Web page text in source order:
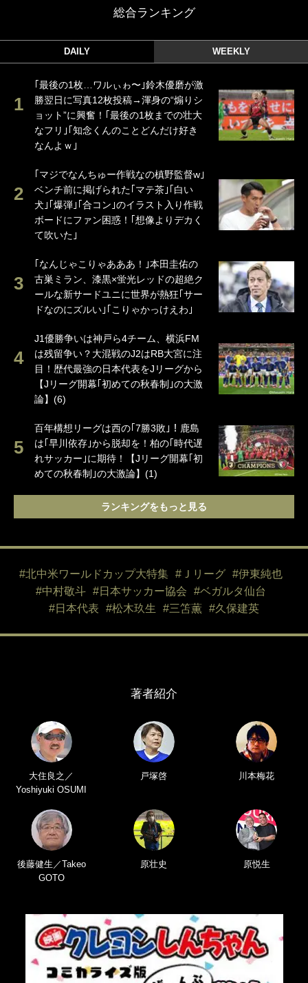
総合ランキング
DAILY WEEKLY
｢最後の1枚…ワルぃゎ〜｣鈴木優磨が激
勝翌日に写真12枚投稿→渾身の“煽りシ
ョット”に興奮！｢最後の1枚までの壮大
なフリ｣｢知念くんのことどんだけ好き
なんよｗ｣
｢マジでなんちゅー作戦なの槙野監督w｣
ベンチ前に掲げられた｢マテ茶｣｢白い
犬｣｢爆弾｣｢合コン｣のイラスト入り作戦
ボードにファン困惑！｢想像よりデカく
て吹いた｣
｢なんじゃこりゃあああ！｣本田圭佑の
古巣ミラン、漆黒×蛍光レッドの超絶ク
ールな新サードユニに世界が熱狂｢サー
ドなのにズルい｣｢こりゃかっけえわ｣
J1優勝争いは神戸ら4チーム、横浜FM
は残留争い？大混戦のJ2はRB大宮に注
目！歴代最強の日本代表をJリーグから
【Jリーグ開幕｢初めての秋春制｣の大激
論】(6)
百年構想リーグは西の｢7勝3敗｣！鹿島
は｢早川依存｣から脱却を！柏の｢時代遅
れサッカー｣に期待！【Jリーグ開幕｢初
めての秋春制｣の大激論】(1)
ランキングをもっと見る
#北中米ワールドカップ大特集 #Ｊリーグ
#伊東純也
#中村敬斗
#日本サッカー協会
#ベガルタ仙台
#日本代表
#松木玖生 #三笘薫 #久保建英
著者紹介
大住良之／
Yoshiyuki OSUMI
戸塚啓 川本梅花
後藤健生／Takeo
GOTO
原壮史 原悦生